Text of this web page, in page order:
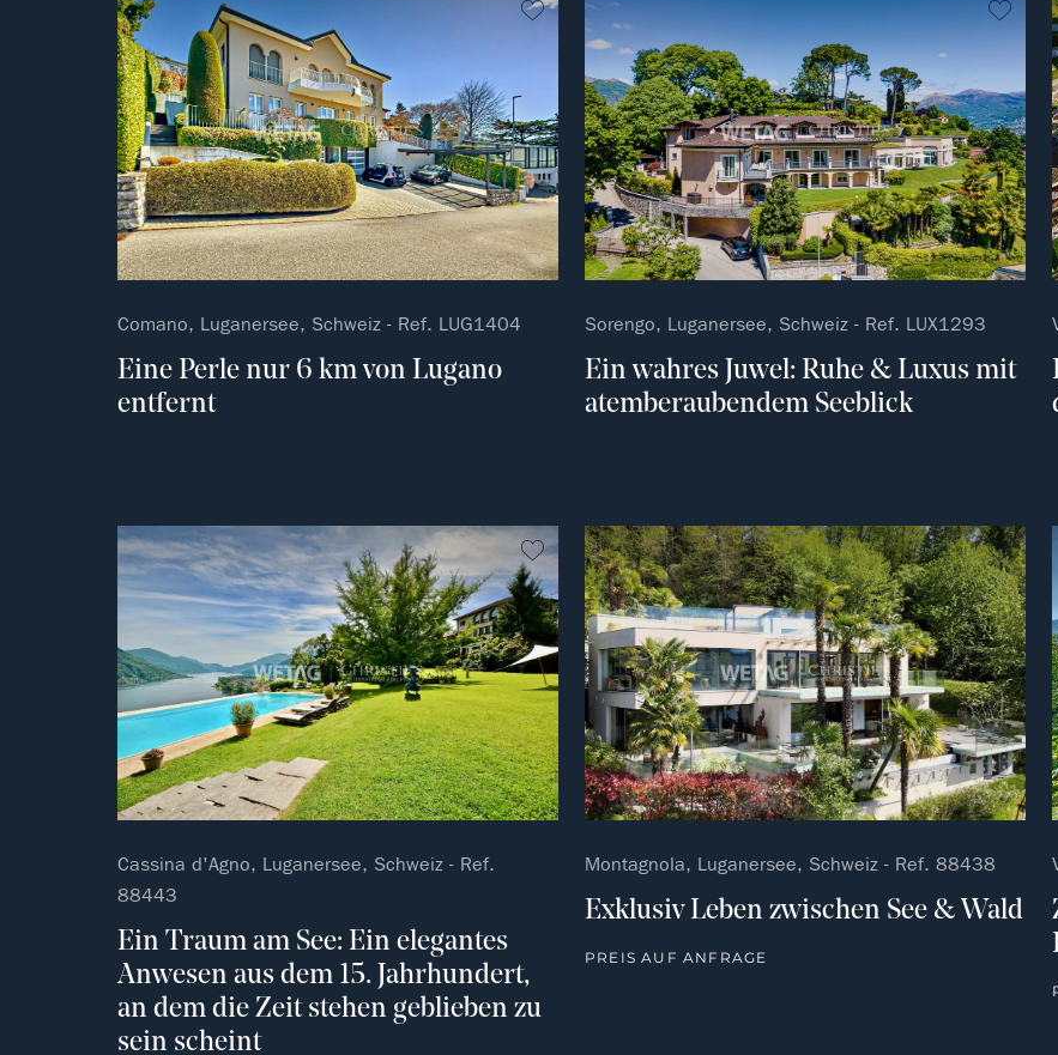
kein Favorit
Comano, Luganersee, Schweiz - Ref. LUG1404
Eine Perle nur 6 km von Lugano
entfernt
kein
Sorengo, Luganersee, Schweiz - Ref. LUX1293
Ein wahres Juwel: Ruhe & Luxus mit
atemberaubendem Seeblick
kein Favorit
Cassina d'Agno, Luganersee, Schweiz - Ref.
88443
Ein Traum am See: Ein elegantes
Anwesen aus dem 15. Jahrhundert,
an dem die Zeit stehen geblieben zu
sein scheint
kein
Montagnola, Luganersee, Schweiz - Ref. 88438
Exklusiv Leben zwischen See & Wald
PREIS AUF ANFRAGE